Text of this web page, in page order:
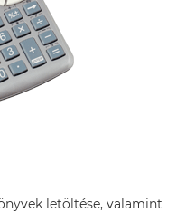
letöltése, valamint